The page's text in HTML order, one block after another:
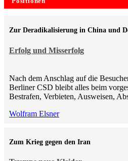
Erfolg und Misserfolg
Zur Deradikalisierung in China und
Nach dem Anschlag auf die
Berliner CSD bleibt alles beim
Bestrafen, Verbieten, Ausweisen,
Wolfram Elsner
Zum Krieg gegen den Iran